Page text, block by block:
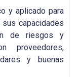
y aplicado para
capacidades
de riesgos y
proveedores,
y buenas